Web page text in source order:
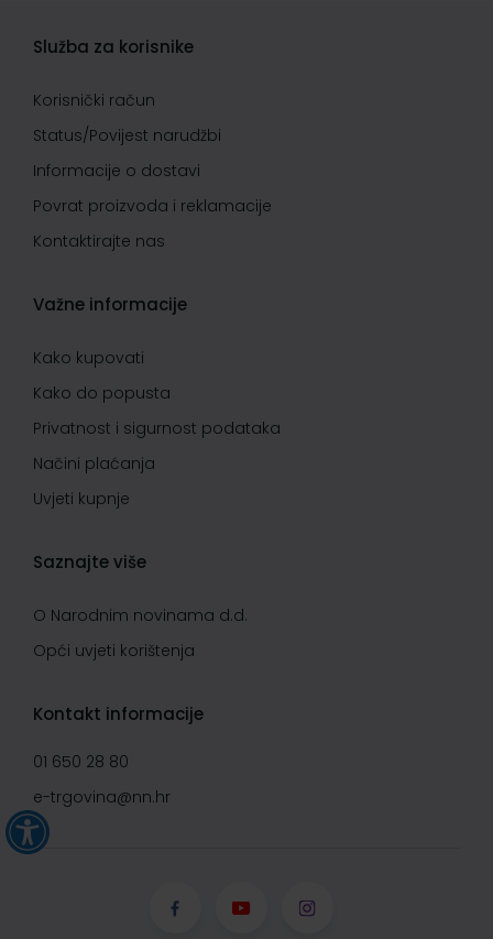
Služba za korisnike
Korisnički račun
Status/Povijest narudžbi
Informacije o dostavi
Povrat proizvoda i reklamacije
Kontaktirajte nas
Važne informacije
Kako kupovati
Kako do popusta
Privatnost i sigurnost podataka
Načini plaćanja
Uvjeti kupnje
Saznajte više
O Narodnim novinama d.d.
Opći uvjeti korištenja
Kontakt informacije
01 650 28 80
e-trgovina@nn.hr